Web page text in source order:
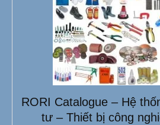
RORI Catalogue – Hệ
tư – Thiết bị công